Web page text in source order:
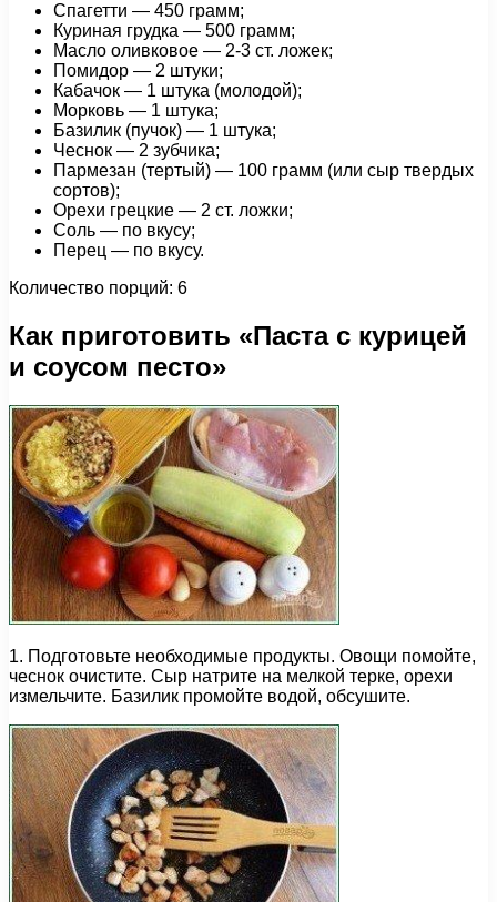
Спагетти — 450 грамм;
Куриная грудка — 500 грамм;
Масло оливковое — 2-3 ст. ложек;
Помидор — 2 штуки;
Кабачок — 1 штука (молодой);
Морковь — 1 штука;
Базилик (пучок) — 1 штука;
Чеснок — 2 зубчика;
Пармезан (тертый) — 100 грамм (или сыр твердых
сортов);
Орехи грецкие — 2 ст. ложки;
Соль — по вкусу;
Перец — по вкусу.
Количество порций: 6
Как приготовить «Паста с курицей
и соусом песто»
1. Подготовьте необходимые продукты. Овощи помойте,
чеснок очистите. Сыр натрите на мелкой терке, орехи
измельчите. Базилик промойте водой, обсушите.